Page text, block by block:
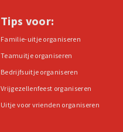
Tips voor:
Familie-uitje organiseren
Teamuitje organiseren
Bedrijfsuitje organiseren
Vrijgezellenfeest organiseren
Uitje voor vrienden organiseren